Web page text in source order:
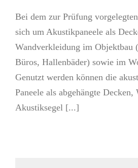
Bei dem zur Prüfung
sich um Akustikpaneele als
Wandverkleidung im Objektbau
Büros, Hallenbäder) sowie im
Genutzt werden können die
Paneele als abgehängte
Akustiksegel [...]